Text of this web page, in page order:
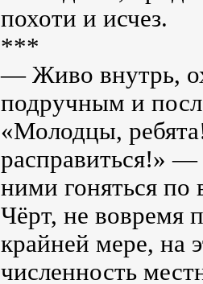
похоти и исчез.
***
— Живо внутрь,
подручным и
«Молодцы,
расправиться!» —
ними гоняться по
Чёрт, не вовремя
крайней мере, на
численность